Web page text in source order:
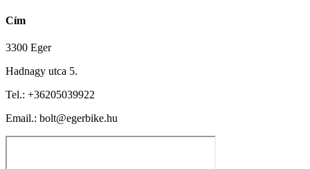
Cím
3300 Eger
Hadnagy utca 5.
Tel.: +36205039922
Email.: bolt@egerbike.hu